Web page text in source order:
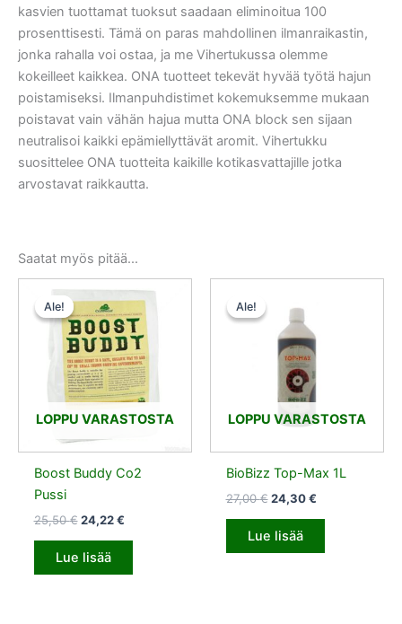
kasvien tuottamat tuoksut saadaan eliminoitua 100
prosenttisesti. Tämä on paras mahdollinen ilmanraikastin,
jonka rahalla voi ostaa, ja me Vihertukussa olemme
kokeilleet kaikkea. ONA tuotteet tekevät hyvää työtä hajun
poistamiseksi. Ilmanpuhdistimet kokemuksemme mukaan
poistavat vain vähän hajua mutta ONA block sen sijaan
neutralisoi kaikki epämiellyttävät aromit. Vihertukku
suosittelee ONA tuotteita kaikille kotikasvattajille jotka
arvostavat raikkautta.
Saatat myös pitää...
Ale!
LOPPU VARASTOSTA
Ale!
Boost Buddy Co2
Pussi
25,50€
hinta
oli:
25,50 €.
24,22€
hinta
on:
24,22 €.
Lue lisää
Ale!
LOPPU VARASTOSTA
Ale!
BioBizz Top-Max 1L
27,00€
27,00 €.
24,30€
Lue lisää